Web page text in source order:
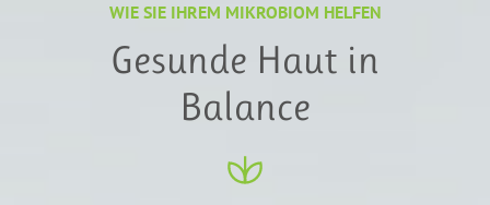
WIE SIE IHREM MIKROBIOM HELFEN
Gesunde Haut in
Balance